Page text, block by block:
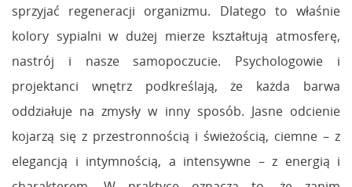
sprzyjać regeneracji organizmu. Dlatego to właśnie
kolory sypialni w dużej mierze kształtują atmosferę,
nastrój i nasze samopoczucie. Psychologowie i
projektanci wnętrz podkreślają, że każda barwa
oddziałuje na zmysły w inny sposób. Jasne odcienie
kojarzą się z przestronnością i świeżością, ciemne – z
elegancją i intymnością, a intensywne – z energią i